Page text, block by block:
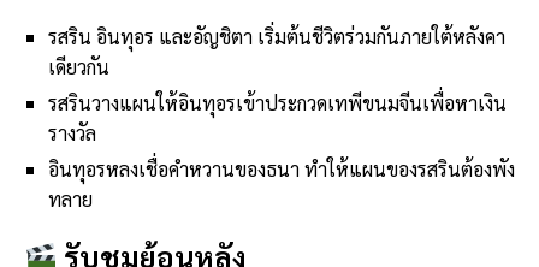
รสริน อินทุอร และอัญชิตา เริ่มต้นชีวิตร่วมกันภายใต้หลังคา
เดียวกัน
รสรินวางแผนให้อินทุอรเข้าประกวดเทพีขนมจีนเพื่อหาเงิน
รางวัล
อินทุอรหลงเชื่อคำหวานของธนา ทำให้แผนของรสรินต้องพัง
ทลาย
รับชมย้อนหลัง